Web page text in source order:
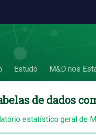
Estudo M&D nos
de dados
estatístico geral de